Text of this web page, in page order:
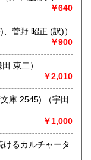
、レコード、
の買い取りがで
す。
工芸、趣味、外
￥640
ラ (著)、菅野 昭正 (訳)）
￥900
観 Ⅱ : 霊性の個人史 （鎌田 東二）
￥2,010
（宇田
￥1,000
るカルチャータ